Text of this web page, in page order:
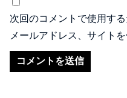
次回のコメントで使用す
メールアドレス、サイトを